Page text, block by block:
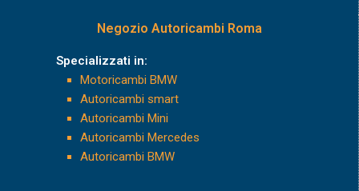
Negozio Autoricambi Roma
Specializzati in:
Motoricambi BMW
Autoricambi smart
Autoricambi Mini
Autoricambi Mercedes
Autoricambi BMW